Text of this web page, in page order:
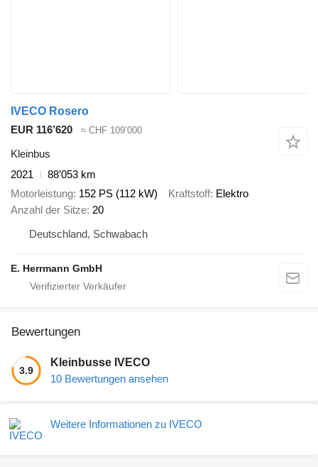
IVECO Rosero
EUR 116’620
≈ CHF 109’000
Kleinbus
2021
88’053 km
Motorleistung 152 PS (112 kW) Kraftstoff Elektro
Anzahl der Sitze 20
Deutschland, Schwabach
E. Herrmann GmbH
Bewertungen
3.9
Kleinbusse IVECO
10 Bewertungen ansehen
Weitere Informationen zu IVECO